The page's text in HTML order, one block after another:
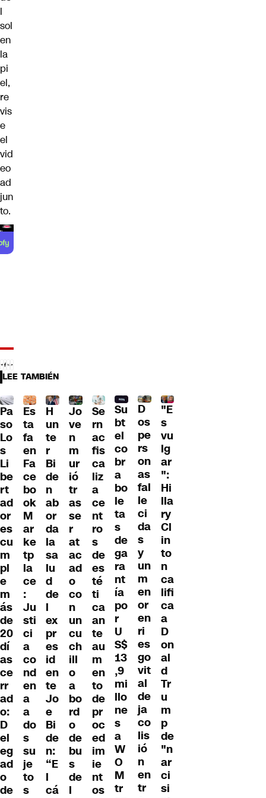
l
sol
en
la
pi
el,
re
vis
e
el
vid
eo
ad
jun
to.
LEE TAMBIÉN
Pa
so
Lo
s
Li
be
rt
ad
or
es
cu
m
pl
e
m
ás
de
20
dí
as
ce
rr
ad
o:
D
el
eg
ad
o
de
Es
ta
fa
en
Fa
ce
bo
ok
M
ar
ke
tp
la
ce
:
Ju
sti
ci
a
co
nd
en
a
a
do
s
su
je
to
s
H
un
te
r
Bi
de
n
ab
or
da
la
sa
lu
d
de
l
ex
pr
es
id
en
te
Jo
e
Bi
de
n:
“E
l
cá
Jo
ve
n
m
ur
ió
tr
as
se
r
at
ac
ad
o
co
n
un
cu
ch
ill
o
a
bo
rd
o
de
bu
s
de
l
Se
rn
ac
fis
ca
liz
a
ce
nt
ro
s
de
es
té
ti
ca
an
te
au
m
en
to
de
pr
oc
ed
im
ie
nt
os
Su
bt
el
co
br
a
bo
le
ta
s
de
ga
ra
nt
ía
po
r
U
S$
13
,9
mi
llo
ne
s
a
W
O
M
tr
D
os
pe
rs
on
as
fal
le
ci
da
s
y
un
m
en
or
en
ri
es
go
vit
al
de
ja
co
lis
ió
n
en
tr
"E
s
vu
lg
ar
":
Hi
lla
ry
Cl
in
to
n
ca
lifi
ca
a
D
on
al
d
Tr
u
m
p
de
"n
ar
ci
si